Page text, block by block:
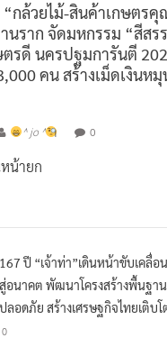
กล้วยไม้-สินค้าเกษตร
นราก จัดมหกรรม “สีส
รดี นครปฐมการันตี
คน สร้างเม็ดเงินหมุ
^ jo ^ 0
น้ายก
167 ปี “เจ้าท่า”เดินหน้าขับเคลื่
สู่อนาคต พัฒนาโครงสร้างพื้นฐา
ปลอดภัย สร้างเศรษฐกิจไทยเติบ
0